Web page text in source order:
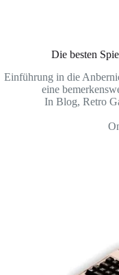
Die besten
Einführung in die
eine
In Blog,Retro